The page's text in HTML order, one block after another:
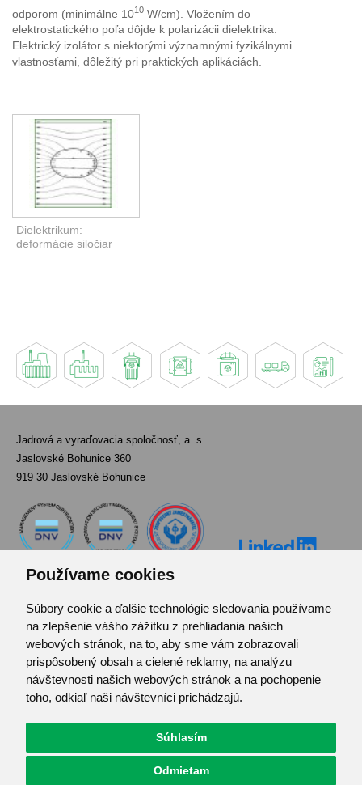
Používame cookies
Súbory cookie a ďalšie technológie sledovania používame
na zlepšenie vášho zážitku z prehliadania našich
webových stránok, na to, aby sme vám zobrazovali
prispôsobený obsah a cielené reklamy, na analýzu
návštevnosti našich webových stránok a na pochopenie
toho, odkiaľ naši návštevníci prichádzajú.
Súhlasím
Odmietam
odporom (minimálne 1010 W/cm). Vložením do
elektrostatického poľa dôjde k polarizácii dielektrika.
Elektrický izolátor s niektorými významnými fyzikálnymi
vlastnosťami, dôležitý pri praktických aplikáciách.
Dielektrikum:
deformácie siločiar
Jadrová a vyraďovacia spoločnosť, a. s.
Jaslovské Bohunice 360
919 30 Jaslovské Bohunice
Kontakt
Pozvánka do infocentra
Zoznam použitých skratiek
Mapa stránok
RSS
Centrum predvolieb cookies